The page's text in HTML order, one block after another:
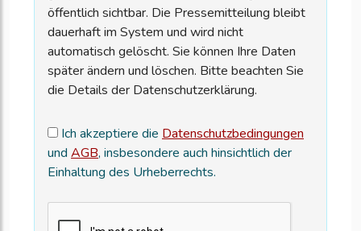
öffentlich sichtbar. Die Pressemitteilung bleibt
dauerhaft im System und wird nicht
automatisch gelöscht. Sie können Ihre Daten
später ändern und löschen. Bitte beachten Sie
die Details der Datenschutzerklärung.
Ich akzeptiere die Datenschutzbedingungen
und AGB, insbesondere auch hinsichtlich der
Einhaltung des Urheberrechts.